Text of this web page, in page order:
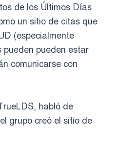
de los Últimos Días
un sitio de citas que
(especialmente
pueden pueden estar
comunicarse con
habló de
grupo creó el sitio de